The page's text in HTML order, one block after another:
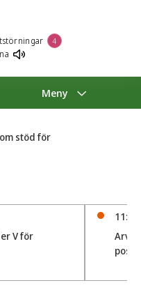
4
Meny
stöd för
V för
11:02